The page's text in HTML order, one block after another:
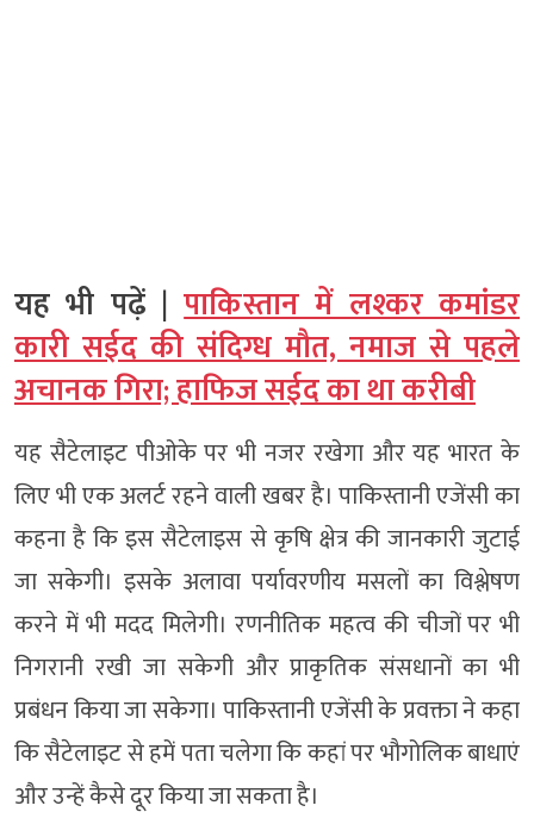
यह भी पढ़ें |पाकिस्तान में लश्कर कमांडर
कारी सईद की संदिग्ध मौत, नमाज से पहले
अचानक गिरा; हाफिज सईद का था करीबी
यह सैटेलाइट पीओके पर भी नजर रखेगा और यह भारत के
लिए भी एक अलर्ट रहने वाली खबर है। पाकिस्तानी एजेंसी का
कहना है कि इस सैटेलाइस से कृषि क्षेत्र की जानकारी जुटाई
जा सकेगी। इसके अलावा पर्यावरणीय मसलों का विश्लेषण
करने में भी मदद मिलेगी। रणनीतिक महत्व की चीजों पर भी
निगरानी रखी जा सकेगी और प्राकृतिक संसधानों का भी
प्रबंधन किया जा सकेगा। पाकिस्तानी एजेंसी के प्रवक्ता ने कहा
कि सैटेलाइट से हमें पता चलेगा कि कहां पर भौगोलिक बाधाएं
और उन्हें कैसे दूर किया जा सकता है।